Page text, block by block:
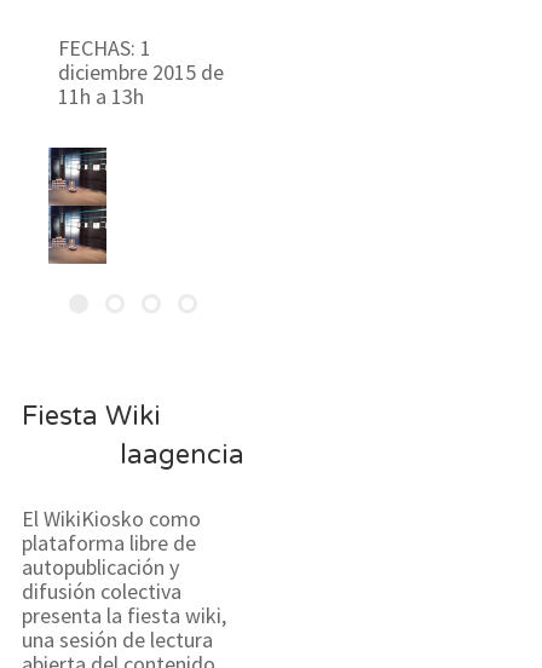
FECHAS: 1
diciembre 2015 de
11h a 13h
Fiesta Wiki
laagencia
El WikiKiosko como
plataforma libre de
autopublicación y
difusión colectiva
presenta la fiesta wiki,
una sesión de lectura